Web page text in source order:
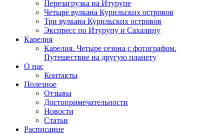
Перезагрузка на Итурупе
Четыре вулкана Курильских островов
Три вулкана Курильских островов
Экспресс по Итурупу и Сахалину
Карелия
Карелия. Четыре сезона с фотографом.
Путешествие на другую планету
О нас
Контакты
Полезное
Отзывы
Достопримечательности
Новости
Статьи
Расписание